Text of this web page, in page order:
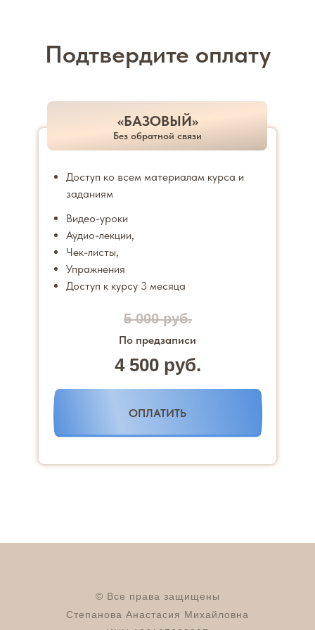
Подтвердите оплату
Доступ ко всем материалам курса и
заданиям
Видео-уроки
Аудио-лекции,
Чек-листы,
Упражнения
Доступ к курсу 3 месяца
4 500 руб.
5 000 руб.
ОПЛАТИТЬ
«БАЗОВЫЙ»
Без обратной связи
По предзаписи
© Все права защищены
Степанова Анастасия Михайловна